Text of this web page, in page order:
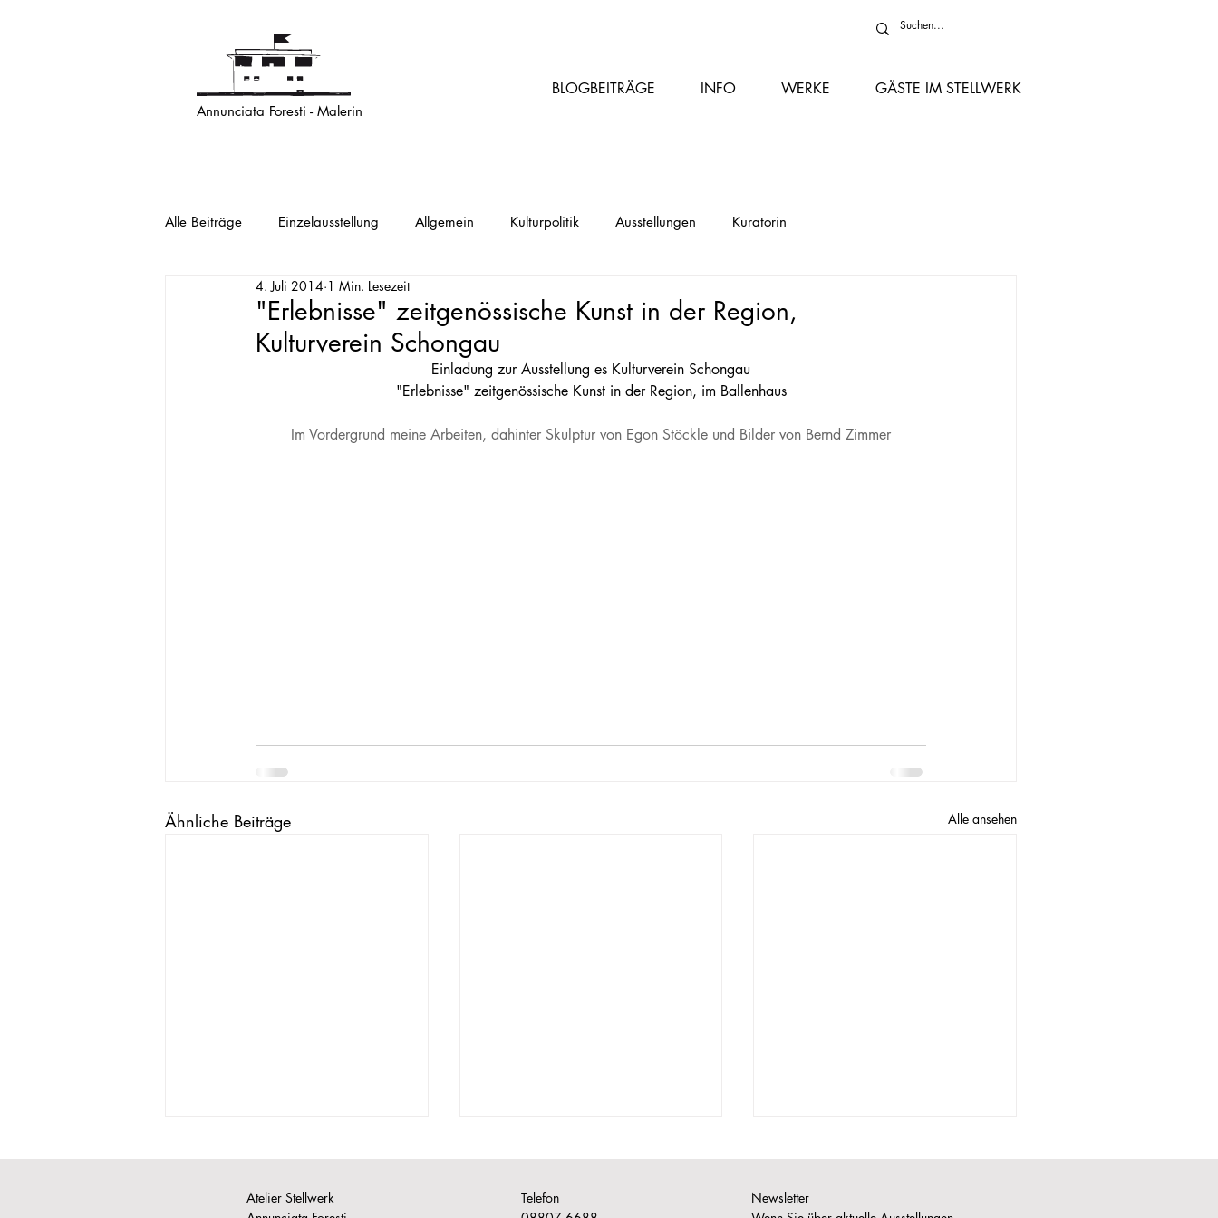
Annunciata Foresti - Malerin
BLOGBEITRÄGE INFO WERKE GÄSTE IM STELLWERK
Alle Beiträge Einzelausstellung Allgemein Kulturpolitik Ausstellungen Kuratorin
"Erlebnisse" zeitgenössische Kunst in der Region,
Kulturverein Schongau
4. Juli 2014 1 Min. Lesezeit
Einladung zur Ausstellung es Kulturverein Schongau
"Erlebnisse" zeitgenössische Kunst in der Region, im Ballenhaus
Im Vordergrund meine Arbeiten, dahinter Skulptur von Egon Stöckle und Bilder von Bernd Zimmer
Ähnliche Beiträge Alle ansehen
Atelier Stellwerk
Telefon
Newsletter